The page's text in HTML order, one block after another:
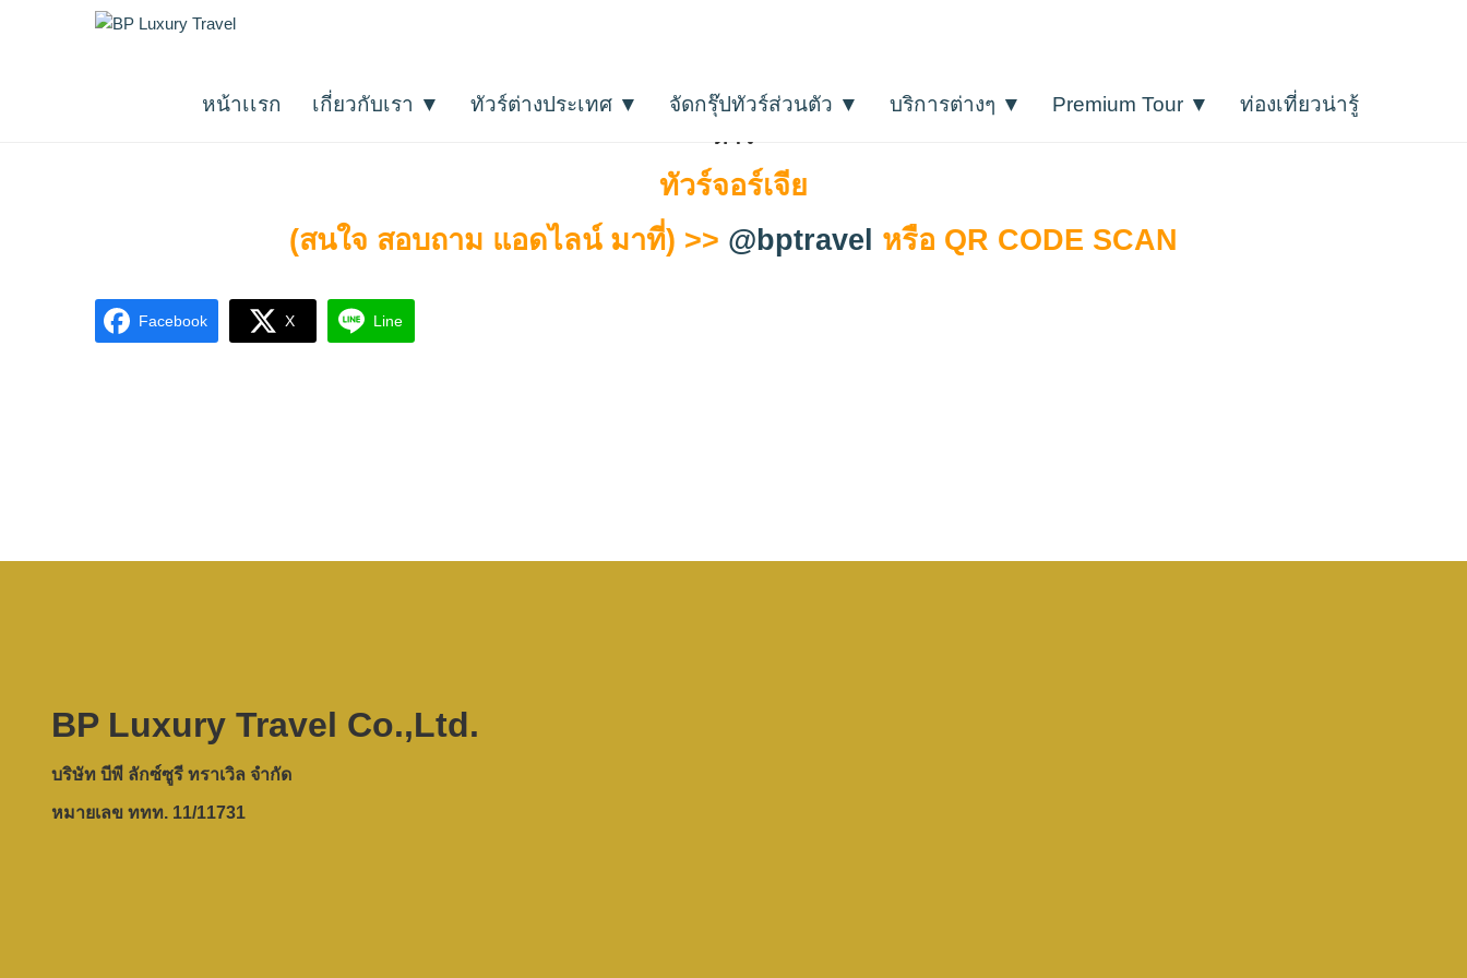
BP Luxury Travel
หน้าเเรก เกี่ยวกับเรา ▼ ทัวร์ต่างประเทศ ▼ จัดกรุ๊ปทัวร์ส่วนตัว ▼ บริการต่างๆ ▼ Premium Tour ▼ ท่องเที่ยวน่ารู้
ทัวร์จอร์เจีย
ศูนย์รวมทัวร์ทั่วโลกมากกว่า 10,000 รายการ โดยแบ่งเป็นหมวดหมู่ครบทุกโซนทั่วโลกรวมโปรแกรมเที่ยวราคาประหยัดถึงระดับ 5
ดาว
ทัวร์จอร์เจีย
(สนใจ สอบถาม แอดไลน์ มาที่) >> @bptravel หรือ QR CODE SCAN
Facebook X Line
BP Luxury Travel Co.,Ltd.
บริษัท บีพี ลักซ์ซูรี ทราเวิล จำกัด
หมายเลข ททท. 11/11731